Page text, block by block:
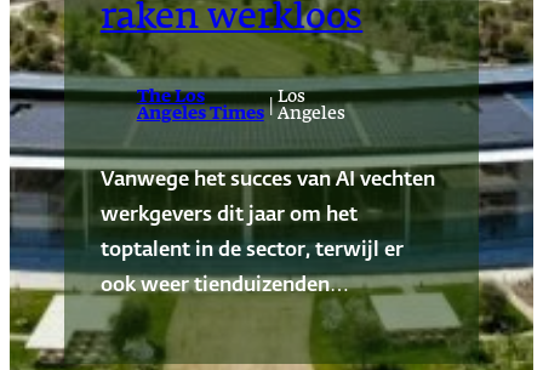
raken werkloos
The Los
Angeles Times
|Los
Angeles
Vanwege het succes van AI vechten
werkgevers dit jaar om het
toptalent in de sector, terwijl er
ook weer tienduizenden…